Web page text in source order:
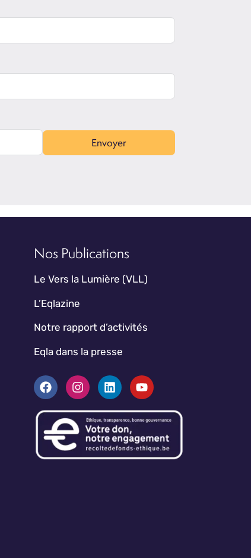
Envoyer
Nos Publications
Le Vers la Lumière (VLL)
L’Eqlazine
Notre rapport d’activités
Eqla dans la presse